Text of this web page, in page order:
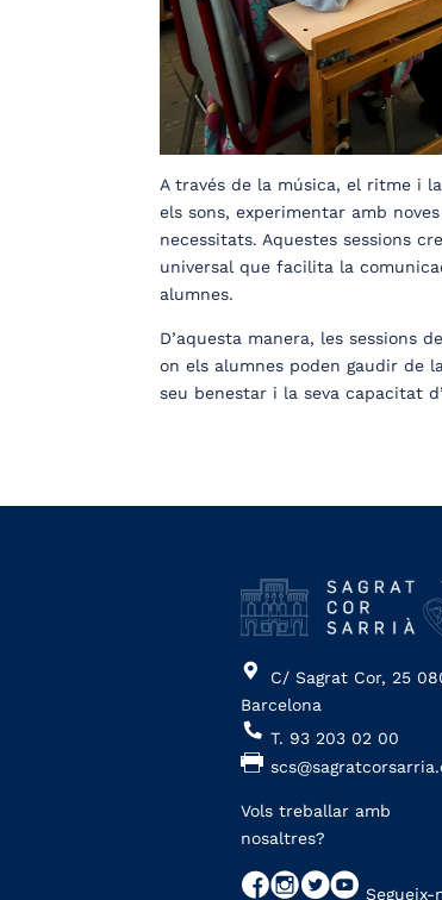
A través de la música, el ritme i
els sons, experimentar amb
necessitats. Aquestes sessions
universal que facilita la
alumnes.
D’aquesta manera, les sessions
on els alumnes poden gaudir de
seu benestar i la seva capacitat
C/ Sagrat Cor, 25
Barcelona
T. 93 203 02 00
Vols treballar amb
nosaltres?
Segueix-